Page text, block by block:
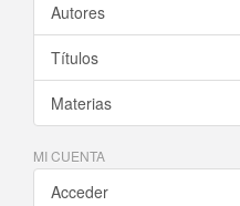
Autores
Títulos
Materias
MI CUENTA
Acceder